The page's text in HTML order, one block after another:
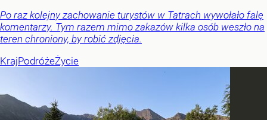
Po raz kolejny zachowanie turystów w Tatrach wywołało falę
komentarzy. Tym razem mimo zakazów kilka osób weszło na
teren chroniony, by robić zdjęcia.
KrajPodróżeŻycie